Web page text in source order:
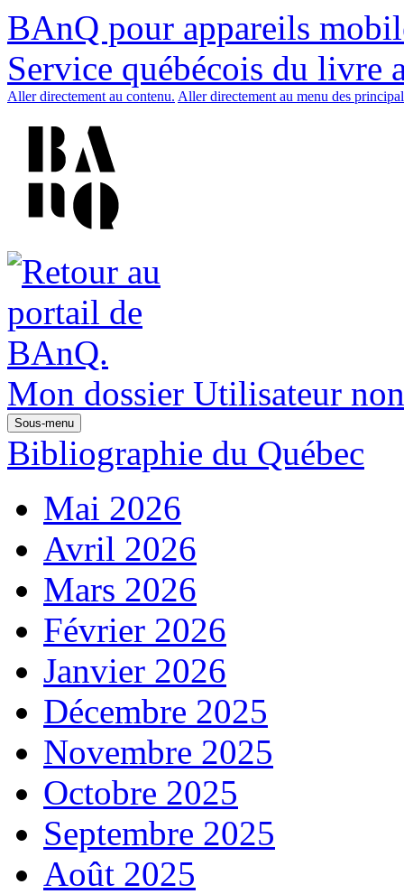
BAnQ pour appareils
Service québécois du livre
Aller directement au contenu. Aller directement au menu des
Mon dossier Utilisateur
Sous-menu
Bibliographie du Québec
Mai 2026
Avril 2026
Mars 2026
Février 2026
Janvier 2026
Décembre 2025
Novembre 2025
Octobre 2025
Septembre 2025
Août 2025